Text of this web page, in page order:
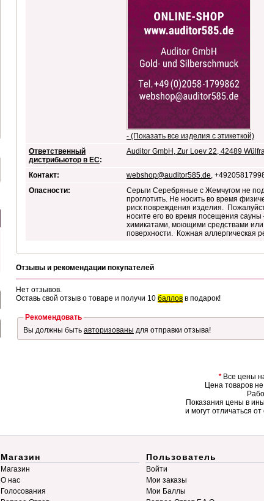
- (Показать все изделия с этикеткой)
Ответственный
дистрибьютор в ЕС:
Auditor GmbH, Zur Loev 22, 42489
Контакт: webshop@auditor585.de,
Опасности:
Серьги Серебряные с Жемчугом не
проглотить. Не носить во время
риск повреждения изделия.
носите его во время посещения сауны
химикатами, моющими средствами
поверхности. Кожная аллергическая
Отзывы и рекомендации покупателей
Нет отзывов.
Оставь свой отзыв о товаре и получи 10 баллов в подарок!
Рекомендовать
Вы должны быть авторизованы для отправки отзыва!
*Все цены
Цена товаров
Показания цены в
и могут отличаться
Магазин
Магазин
О нас
Голосования
Пользователь
Войти
Мои заказы
Мои Баллы